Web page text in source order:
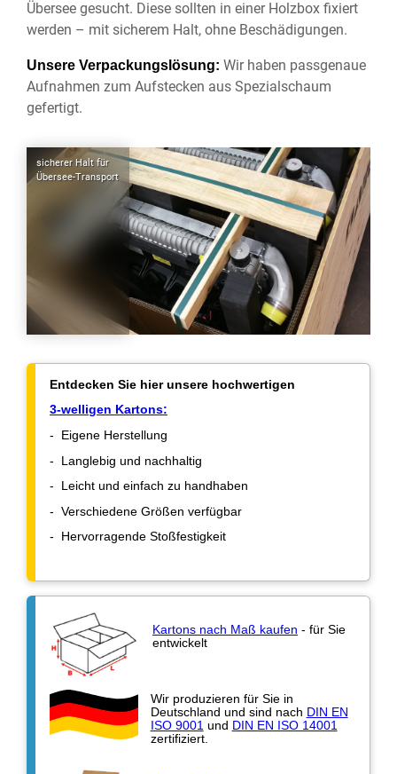
Übersee gesucht. Diese sollten in einer Holzbox fixiert
werden – mit sicherem Halt, ohne Beschädigungen.
Unsere Verpackungslösung: Wir haben passgenaue
Aufnahmen zum Aufstecken aus Spezialschaum
gefertigt.
sicherer Halt für
Übersee-Transport
Entdecken Sie hier unsere hochwertigen
3-welligen Kartons:
- Eigene Herstellung
- Langlebig und nachhaltig
- Leicht und einfach zu handhaben
- Verschiedene Größen verfügbar
- Hervorragende Stoßfestigkeit
Kartons nach Maß kaufen - für Sie
entwickelt
Wir produzieren für Sie in
Deutschland und sind nach DIN EN
ISO 9001 und DIN EN ISO 14001
zertifiziert.